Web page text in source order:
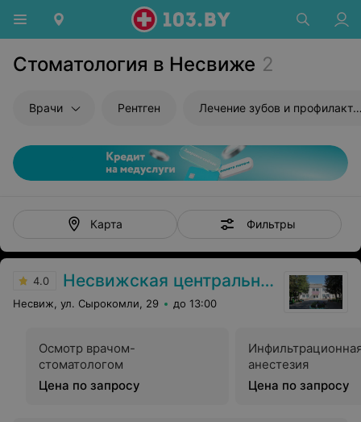
Стоматология в Несвиже 2
Врачи Рентген Лечение зубов и профилактика
Карта Фильтры
4.0 Несвижская центральная районная больница
Несвиж, ул. Сырокомли, 29 до 13:00
Осмотр врачом-
стоматологом
Цена по запросу
анестезия
Цена по запросу